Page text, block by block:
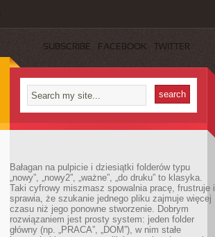
SUBSCRIBE FACEBOOK TWITTER
Bałagan na pulpicie i dziesiątki folderów typu
„nowy”, „nowy2”, „ważne”, „do druku” to klasyka.
Taki cyfrowy miszmasz spowalnia pracę, frustruje i
sprawia, że szukanie jednego pliku zajmuje więcej
czasu niż jego ponowne stworzenie. Dobrym
rozwiązaniem jest prosty system: jeden folder
główny (np. „PRACA”, „DOM”), w nim stałe